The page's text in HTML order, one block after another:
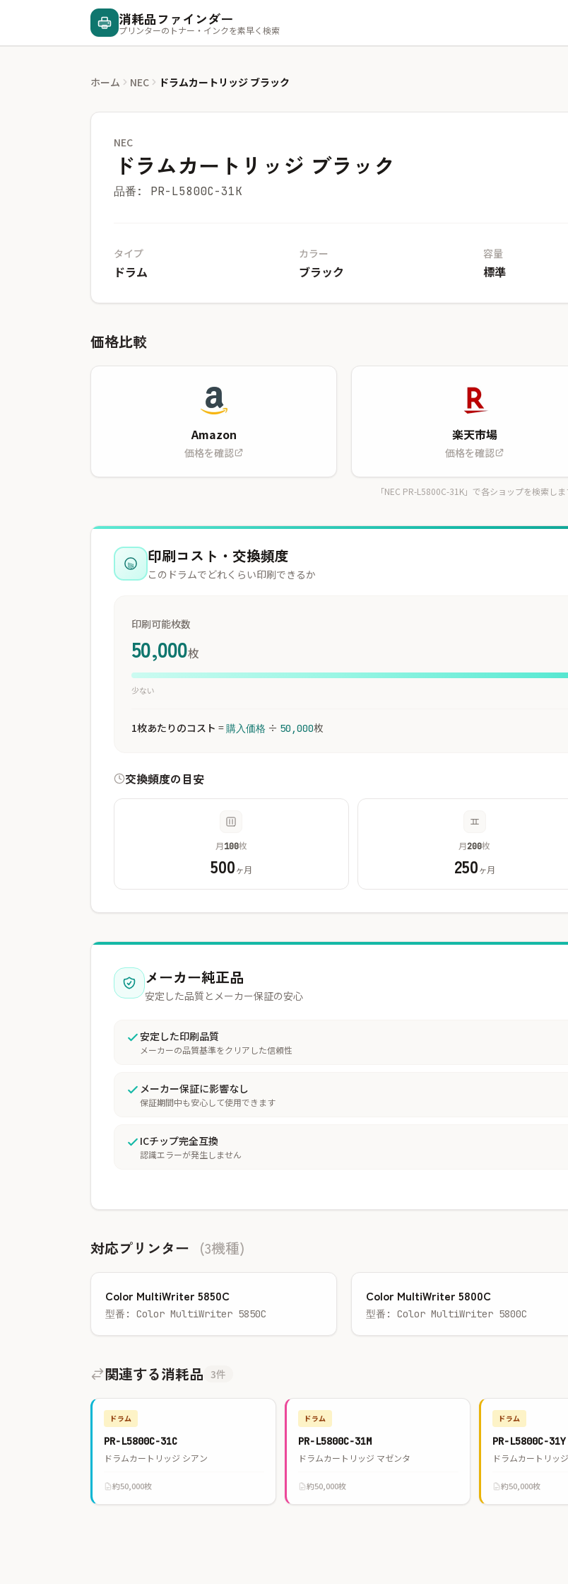
消耗品ファインダー
プリンターのトナー・インクを素早く検索
ホーム NEC ドラムカートリッジ ブラック
NEC
ドラムカートリッジ ブラック
品番: PR-L5800C-31K
タイプ
ドラム
カラー
ブラック
容量
標準
価格比較
Amazon
価格を確認
楽天市場
価格を確認
「NEC PR-L5800C-31K」で各ショップを検索しま
印刷コスト・交換頻度
このドラムでどれくらい印刷できるか
印刷可能枚数
50,000枚
少ない
1枚あたりのコスト =購入価格 ÷ 50,000枚
交換頻度の目安
月100枚
500ヶ月
月200枚
250ヶ月
メーカー純正品
安定した品質とメーカー保証の安心
安定した印刷品質
メーカーの品質基準をクリアした信頼性
メーカー保証に影響なし
保証期間中も安心して使用できます
ICチップ完全互換
認識エラーが発生しません
対応プリンター (3機種)
Color MultiWriter 5850C
型番: Color MultiWriter 5850C
Color MultiWriter 5800C
型番: Color MultiWriter 5800C
関連する消耗品 3件
ドラム
PR-L5800C-31C
ドラムカートリッジ シアン
約50,000枚
ドラム
PR-L5800C-31M
ドラムカートリッジ マゼンタ
約50,000枚
ドラム
PR-L5800C-31Y
ドラムカートリッ
約50,000枚